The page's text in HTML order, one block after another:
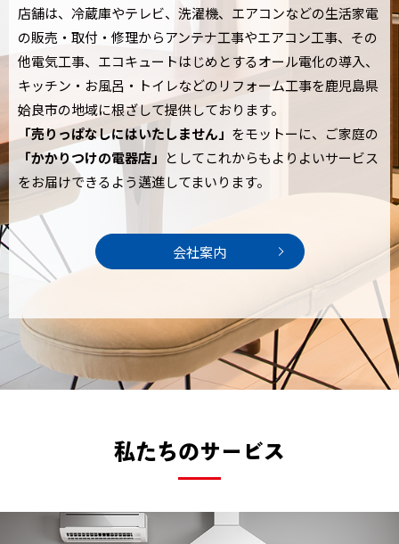
店舗は、冷蔵庫やテレビ、洗濯機、 エアコンなどの生活家電
の販売・取付・修理からアンテナ工事やエアコン工事、その
他電気工事、 エコキュートはじめとするオール電化の導入、
キッチン・お風呂・トイレなどのリフォーム工事を鹿児島県
姶良市の地域に根ざして提供しております。
「売りっぱなしにはいたしません」 をモットーに、ご家庭の
「かかりつけの電器店」 としてこれからもよりよいサービス
をお届けできるよう邁進してまいります。
会社案内
私たちのサービス